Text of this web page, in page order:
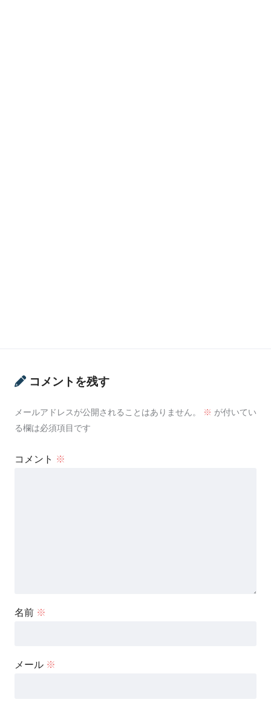
コメントを残す
メールアドレスが公開されることはありません。 ※ が付いてい
る欄は必須項目です
コメント ※
名前 ※
メール ※